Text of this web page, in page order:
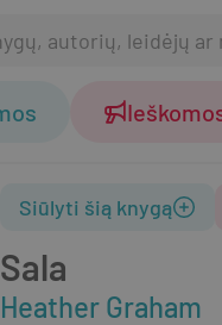
Sala
Heather Graham
Siūlyti šią knygą